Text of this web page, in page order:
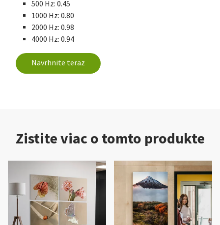
500 Hz: 0.45
1000 Hz: 0.80
2000 Hz: 0.98
4000 Hz: 0.94
Navrhnite teraz
Zistite viac o tomto produkte